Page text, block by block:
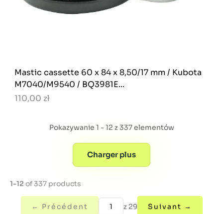
Mastic cassette 60 x 84 x 8,50/17 mm / Kubota
M7040/M9540 / BQ3981E...
110,00 zł
Pokazywanie 1 - 12 z 337 elementów
Charger plus
1-12 of 337 products
← Précédent z 29 Suivant →